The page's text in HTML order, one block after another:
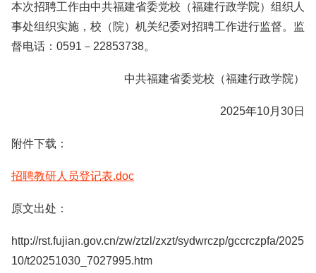
本次招聘工作由中共福建省委党校（福建行政学院）组织人
事处组织实施，校（院）机关纪委对招聘工作进行监督。监
督电话：0591－22853738。
中共福建省委党校（福建行政学院）
2025年10月30日
附件下载：
招聘教研人员登记表.doc
原文出处：
http://rst.fujian.gov.cn/zw/ztzl/zxzt/sydwrczp/gccrczpfa/2025
10/t20251030_7027995.htm